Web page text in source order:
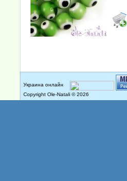
Copyright Ole-Natali © 2026